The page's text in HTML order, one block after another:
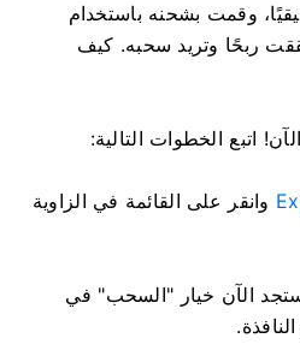
وقمت بشحنه باستخدام
ربحًا وتريد سحبه. كيف
اتبع الخطوات التالية:
وانقر على القائمة في الزاوية
ستجد الآن خيار "السحب" في